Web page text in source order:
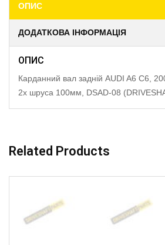
ОПИС
ДОДАТКОВА ІНФОРМАЦІЯ
ОПИС
Карданний вал задній AUDI A6 C6,
2x шруса 100мм, DSAD-08
Related Products